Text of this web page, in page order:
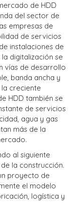
de HDD
del sector de
empresas de
de servicios
instalaciones de
digitalización se
vías de desarrollo
banda ancha y
creciente
HDD también se
de servicios
agua y gas
más de la
al siguiente
la construcción.
proyecto de
el modelo
logística y